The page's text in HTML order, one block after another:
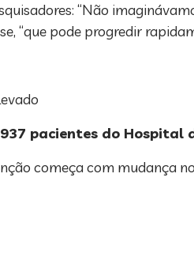
“Não
“que pode progredir
pacientes do Hospital
começa com mudança